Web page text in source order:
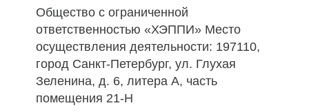
Общество с ограниченной
ответственностью «ХЭППИ» Место
осуществления деятельности: 197110,
город Санкт-Петербург, ул. Глухая
Зеленина, д. 6, литера А, часть
помещения 21-Н